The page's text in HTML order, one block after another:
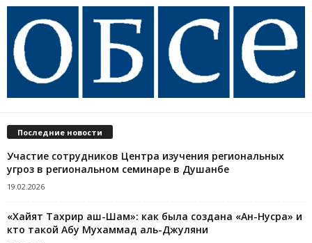
Последние новости
Участие сотрудников Центра изучения региональных
угроз в региональном семинаре в Душанбе
19.02.2026
«Хайят Тахрир аш-Шам»: как была создана «Ан-Нусра» и
кто такой Абу Мухаммад аль-Джуляни